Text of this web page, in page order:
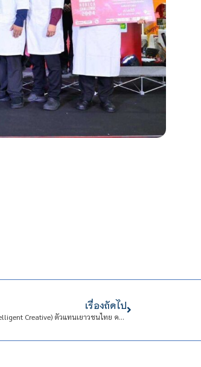
เรื่องถัดไป
CDTI ขอแสดงความยินดีทีมหุ่นยนต์ SiC (SuperSmart Intelligent Creative) ตัวแทนเยาวชนไทย คว้ารางวัลรองชนะเลิศ อันดับ 1 ในแข่งขัน RoboCup 2024 “Junior Rescue”